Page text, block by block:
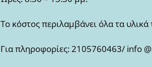
Το κόστος περιλαμβάνει όλα τα
Για πληροφορίες: 2105760463/ info